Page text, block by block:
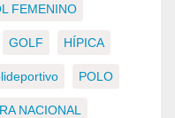
FEMENINO
GOLF HÍPICA
POLO
NACIONAL